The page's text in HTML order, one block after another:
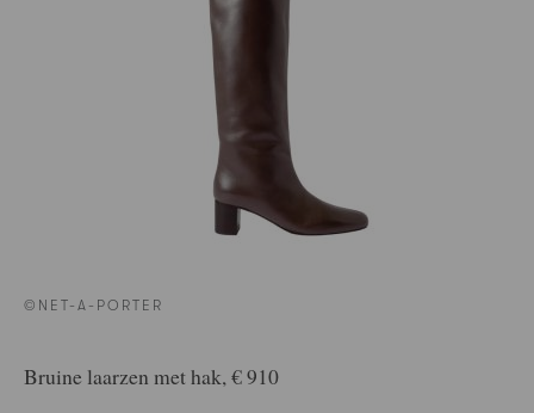
©NET-A-PORTER
Bruine laarzen met hak, € 910